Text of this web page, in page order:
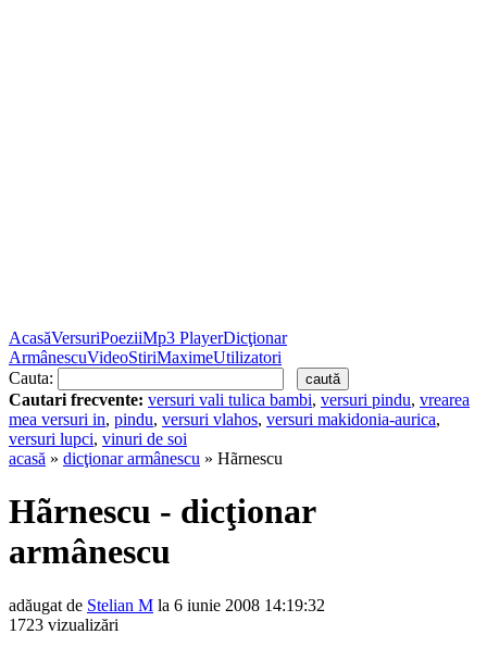
AcasăVersuriPoeziiMp3 PlayerDicţionar
ArmânescuVideoStiriMaximeUtilizatori
Cauta:
Cautari frecvente: versuri vali tulica bambi, versuri pindu, vrearea
mea versuri in, pindu, versuri vlahos, versuri makidonia-aurica,
versuri lupci, vinuri de soi
acasă » dicţionar armânescu » Hãrnescu
Hãrnescu - dicţionar
armânescu
adăugat de Stelian M la 6 iunie 2008 14:19:32
1723 vizualizări